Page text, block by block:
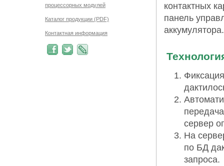
процессорных модулей
Каталог продукции (PDF)
Контактная информация
контактных
панель
аккумулятора.
сервер
На
по БД
запроса.